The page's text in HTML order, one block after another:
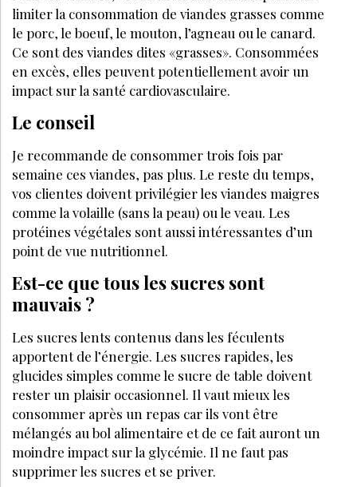
Diététique & Nutrition
CANICULE : QUELS EFFETS SUR LA PEAU DE VOS
CLIENTES ET QUELS SOINS PROPOSER EN INSTITUT ?
COMMENT PROTÉGER LES CICATRICES DU SOLEIL
?
PAYOT : UNE MARQUE QUI REDONNE CONFIANCE
Inscrivez-vous à la Newsletter pour découvrir
des articles inédits et profiter de nos offres
exclusives